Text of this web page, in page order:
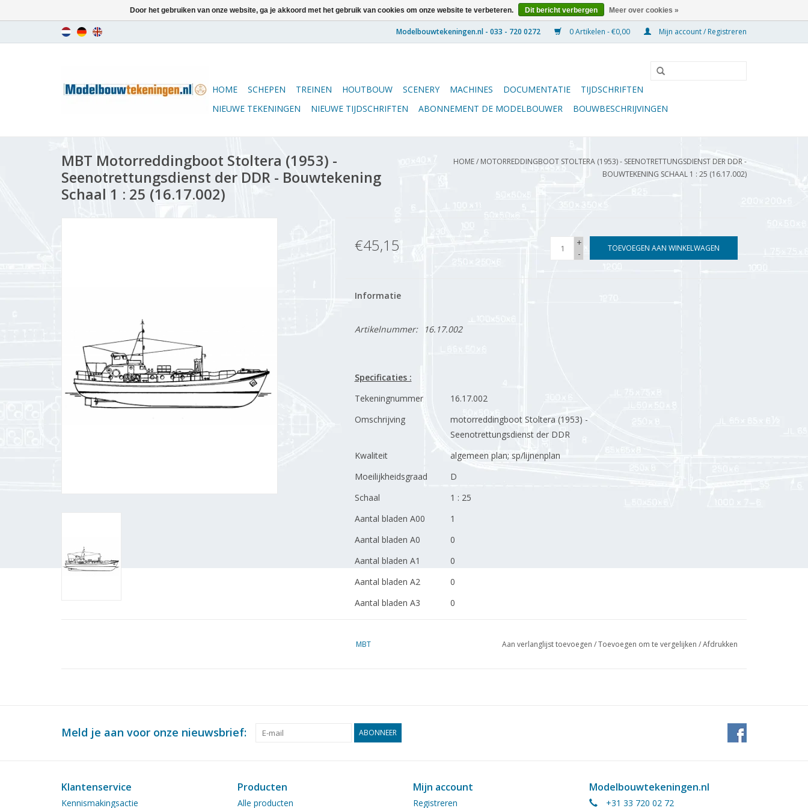
0 Artikelen - €0,00 Mijn account / Registreren
HOME SCHEPEN TREINEN HOUTBOUW SCENERY MACHINES DOCUMENTATIE
TIJDSCHRIFTEN
NIEUWE TEKENINGEN
NIEUWE TIJDSCHRIFTEN ABONNEMENT DE MODELBOUWER BOUWBESCHRIJVINGEN
MBT Motorreddingboot Stoltera (1953) -
Seenotrettungsdienst der DDR - Bouwtekening
Schaal 1 : 25 (16.17.002)
HOME/ MOTORREDDINGBOOT STOLTERA (1953) - SEENOTRETTUNGSDIENST DER DDR -
BOUWTEKENING SCHAAL 1 : 25 (16.17.002)
€45,15
+
-
TOEVOEGEN AAN WINKELWAGEN
Informatie
Artikelnummer: 16.17.002
Specificaties :
Tekeningnummer
16.17.002
Omschrijving
motorreddingboot Stoltera (1953) -
Seenotrettungsdienst der DDR
Kwaliteit
algemeen plan; sp/lijnenplan
Moeilijkheidsgraad
D
Schaal
1 : 25
Aantal bladen A00
1
Aantal bladen A0
0
Aantal bladen A1
0
Aantal bladen A2
0
Aantal bladen A3
0
Totaal aantal bladen
Bijzonderheden
Opmerkingen
MBT Aan verlanglijst toevoegen /Toevoegen om te vergelijken /Afdrukken
Meld je aan voor onze nieuwsbrief: ABONNEER
Klantenservice
Kennismakingsactie
Producten
Alle producten
Mijn account
Registreren
Modelbouwtekeningen.nl
+31 33 720 02 72
Door het gebruiken van onze website, ga je akkoord met het gebruik van cookies om onze website te verbeteren. Dit bericht verbergen Meer over cookies »